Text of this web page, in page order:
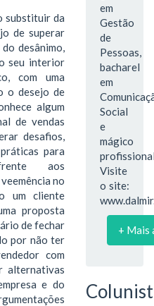
substituir da
de superar
desânimo,
seu interior
com uma
o desejo de
algum
de vendas
desafios,
para
aos
no
um cliente
proposta
de fechar
por não ter
com
alternativas
e do
em
Gestão
de
Pessoas,
bacharel
em
Social
e
mágico
Visite
o site:
+ Mais